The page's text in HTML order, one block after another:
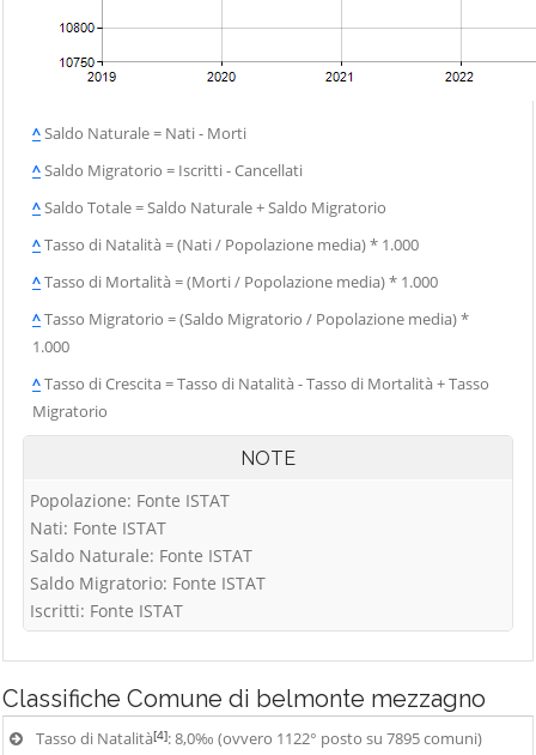
^Saldo Naturale = Nati - Morti
^Saldo Migratorio = Iscritti - Cancellati
^Saldo Totale = Saldo Naturale + Saldo Migratorio
^Tasso di Natalità = (Nati / Popolazione media) * 1.000
^Tasso di Mortalità = (Morti / Popolazione media) * 1.000
^Tasso Migratorio = (Saldo Migratorio / Popolazione media) *
1.000
^Tasso di Crescita = Tasso di Natalità - Tasso di Mortalità + Tasso
Migratorio
NOTE
Popolazione: Fonte ISTAT
Nati: Fonte ISTAT
Saldo Naturale: Fonte ISTAT
Saldo Migratorio: Fonte ISTAT
Iscritti: Fonte ISTAT
Classifiche Comune di belmonte mezzagno
Tasso di Natalità[4]: 8,0‰ (ovvero 1122° posto su 7895 comuni)